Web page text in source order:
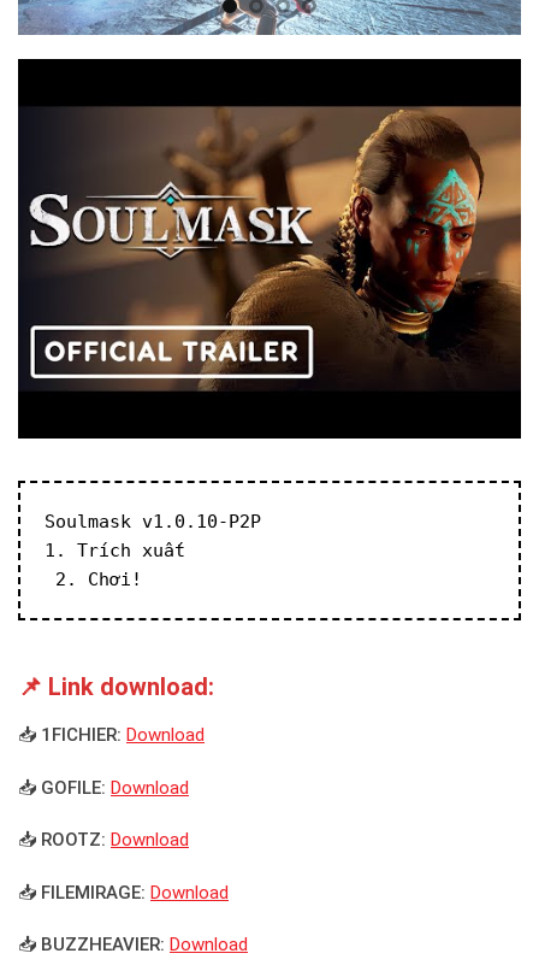
Soulmask v1.0.10-P2P
1. Trích xuất
2. Chơi!
📌 Link download:
📥 1FICHIER: Download
📥 GOFILE: Download
📥 ROOTZ: Download
📥 FILEMIRAGE: Download
📥 BUZZHEAVIER: Download